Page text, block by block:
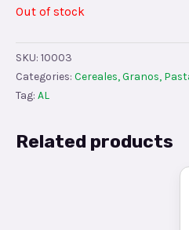
Out of stock
SKU: 10003
Categories: Cereales, Granos,
Tag: AL
Related products